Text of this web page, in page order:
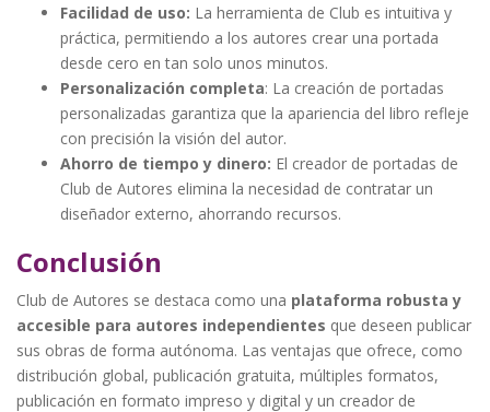
Facilidad de uso: La herramienta de Club es intuitiva y
práctica, permitiendo a los autores crear una portada
desde cero en tan solo unos minutos.
Personalización completa: La creación de portadas
personalizadas garantiza que la apariencia del libro refleje
con precisión la visión del autor.
Ahorro de tiempo y dinero: El creador de portadas de
Club de Autores elimina la necesidad de contratar un
diseñador externo, ahorrando recursos.
Conclusión
Club de Autores se destaca como una plataforma robusta y
accesible para autores independientes que deseen publicar
sus obras de forma autónoma. Las ventajas que ofrece, como
distribución global, publicación gratuita, múltiples formatos,
publicación en formato impreso y digital y un creador de